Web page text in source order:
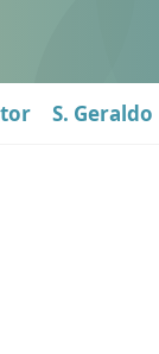
S. Geraldo